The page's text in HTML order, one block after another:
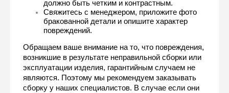
должно быть четким и контрастным.
Свяжитесь с менеджером, приложите фото
бракованной детали и опишите характер
повреждений.
Обращаем ваше внимание на то, что повреждения,
возникшие в результате неправильной сборки или
эксплуатации изделия, гарантийным случаем не
являются. Поэтому мы рекомендуем заказывать
сборку у наших специалистов. В случае если они